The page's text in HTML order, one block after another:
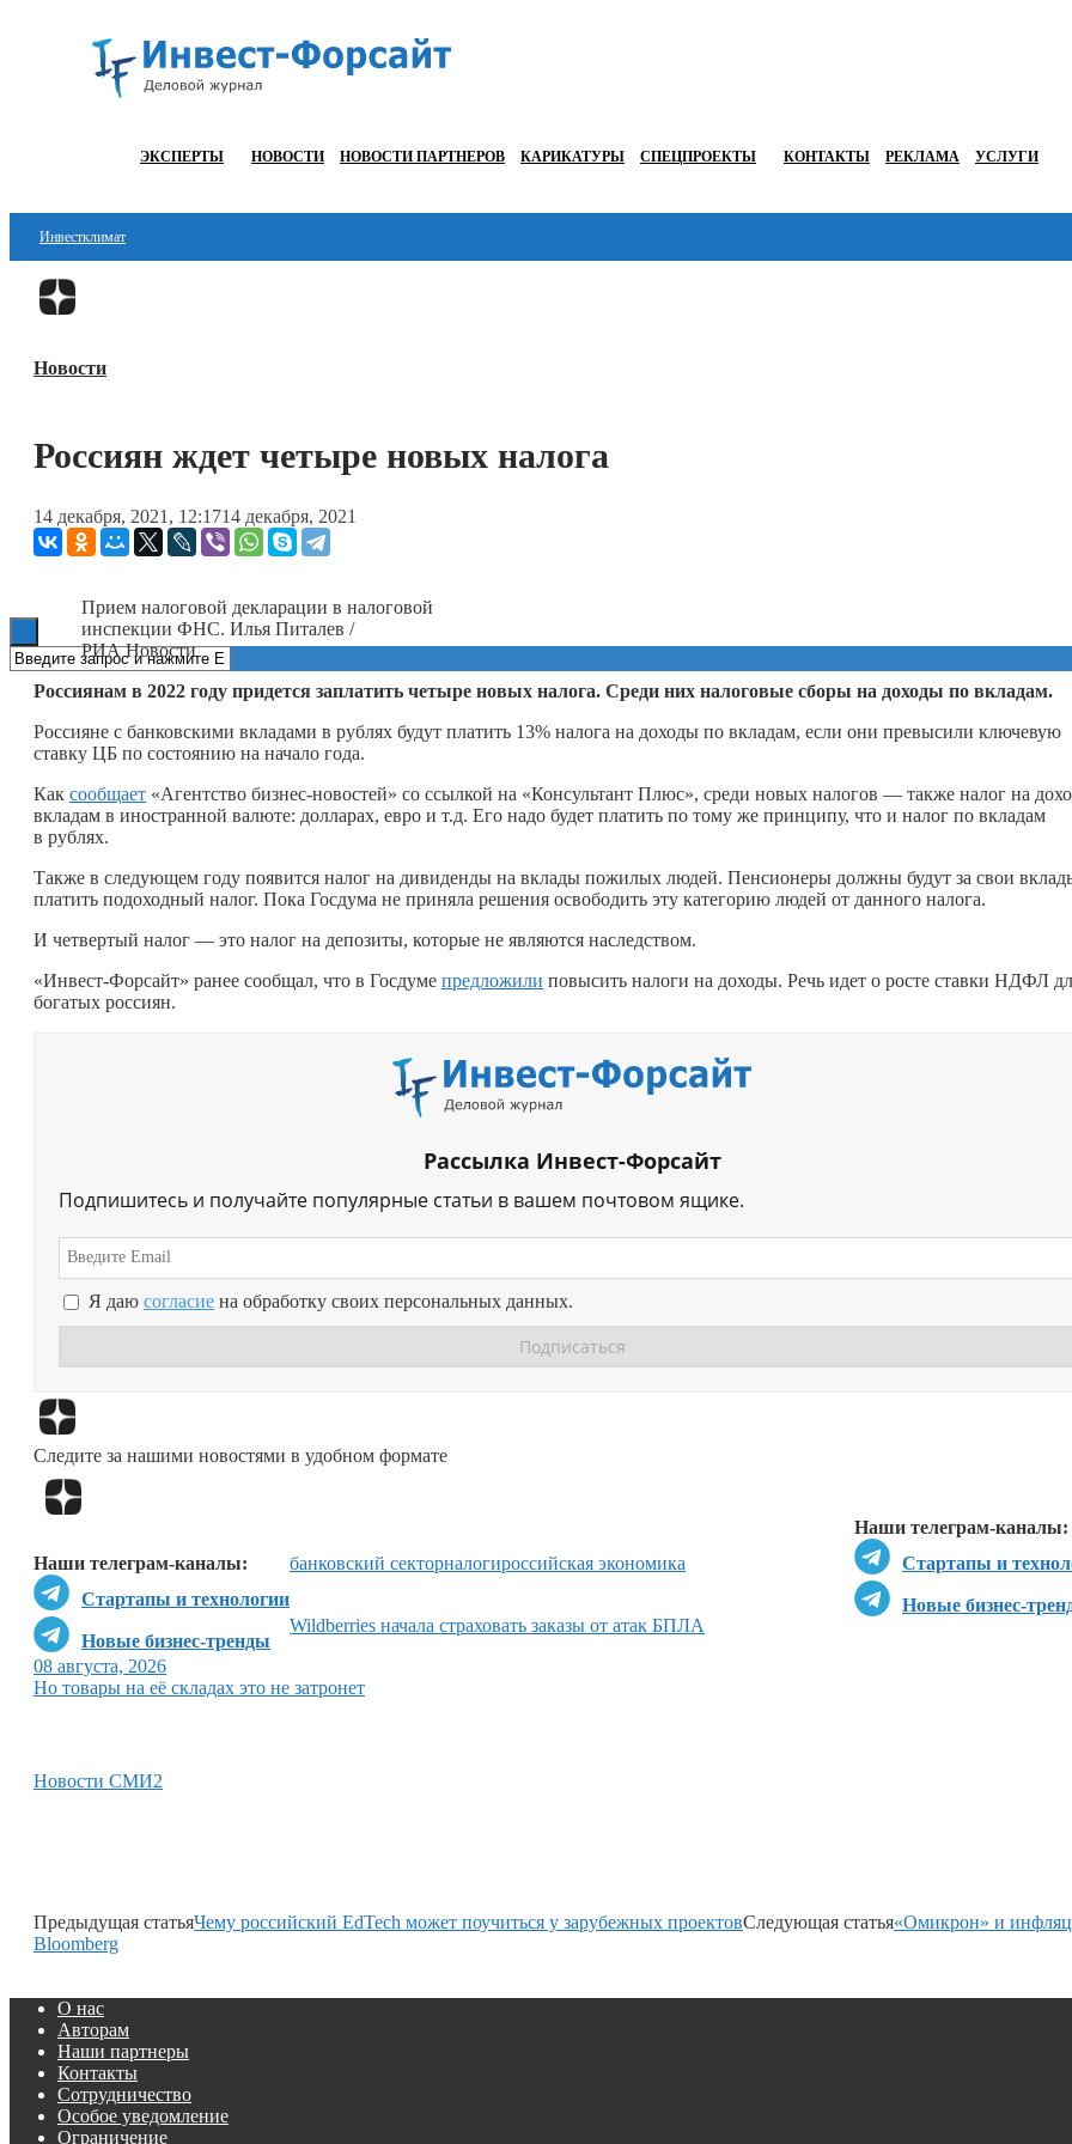
ЭКСПЕРТЫ НОВОСТИ НОВОСТИ ПАРТНЕРОВ КАРИКАТУРЫ СПЕЦПРОЕКТЫ КОНТАКТЫ РЕКЛАМА УСЛУГИ
Инвестклимат
Финансы
Блокчейн
ESG
Новости
Россиян ждет четыре новых налога
14 декабря, 2021, 12:1714 декабря, 2021
Прием налоговой декларации в налоговой
инспекции ФНС. Илья Питалев /
РИА Новости
Россиянам в 2022 году придется заплатить четыре новых налога. Среди них налоговые сборы на доходы по вкладам.
Россияне с банковскими вкладами в рублях будут платить 13% налога на доходы по вкладам, если они превысили ключевую
ставку ЦБ по состоянию на начало года.
Как сообщает «Агентство бизнес-новостей» со ссылкой на «Консультант Плюс», среди новых налогов — также налог на
вкладам в иностранной валюте: долларах, евро и т.д. Его надо будет платить по тому же принципу, что и налог по вкладам
в рублях.
Также в следующем году появится налог на дивиденды на вклады пожилых людей. Пенсионеры должны будут за свои
платить подоходный налог. Пока Госдума не приняла решения освободить эту категорию людей от данного налога.
И четвертый налог — это налог на депозиты, которые не являются наследством.
«Инвест-Форсайт» ранее сообщал, что в Госдуме предложили повысить налоги на доходы. Речь идет о росте ставки НДФЛ
богатых россиян.
Рассылка Инвест-Форсайт
Подпишитесь и получайте популярные статьи в вашем почтовом ящике.
Я даю согласие на обработку своих персональных данных.
Следите за нашими новостями в удобном формате
Наши телеграм-каналы:
Стартапы и
Новые бизнес-
Наши телеграм-каналы:
Стартапы и технологии
Новые бизнес-тренды
банковский секторналогироссийская экономика
Wildberries начала страховать заказы от атак БПЛА
08 августа, 2026
Но товары на её складах это не затронет
Новости СМИ2
Предыдущая статьяЧему российский EdTech может поучиться у зарубежных проектовСледующая статья«Омикрон» и
Bloomberg
О нас
Авторам
Наши партнеры
Контакты
Сотрудничество
Особое уведомление
Ограничение